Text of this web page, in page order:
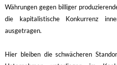
Währungen gegen billiger
die kapitalistische Konkurrenz
ausgetragen.
Hier bleiben die schwächeren